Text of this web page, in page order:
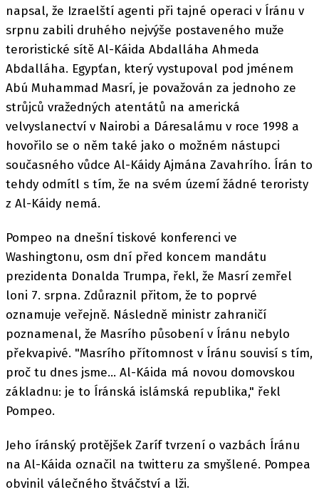
napsal, že Izraelští agenti při tajné operaci v Íránu v
srpnu zabili druhého nejvýše postaveného muže
teroristické sítě Al-Káida Abdalláha Ahmeda
Abdalláha. Egypťan, který vystupoval pod jménem
Abú Muhammad Masrí, je považován za jednoho ze
strůjců vražedných atentátů na americká
velvyslanectví v Nairobi a Dáresalámu v roce 1998 a
hovořilo se o něm také jako o možném nástupci
současného vůdce Al-Káidy Ajmána Zavahrího. Írán to
tehdy odmítl s tím, že na svém území žádné teroristy
z Al-Káidy nemá.
Pompeo na dnešní tiskové konferenci ve
Washingtonu, osm dní před koncem mandátu
prezidenta Donalda Trumpa, řekl, že Masrí zemřel
loni 7. srpna. Zdůraznil přitom, že to poprvé
oznamuje veřejně. Následně ministr zahraničí
poznamenal, že Masrího působení v Íránu nebylo
překvapivé. "Masrího přítomnost v Íránu souvisí s tím,
proč tu dnes jsme... Al-Káida má novou domovskou
základnu: je to Íránská islámská republika," řekl
Pompeo.
Jeho íránský protějšek Zaríf tvrzení o vazbách Íránu
na Al-Káida označil na twitteru za smyšlené. Pompea
obvinil válečného štváčství a lži.